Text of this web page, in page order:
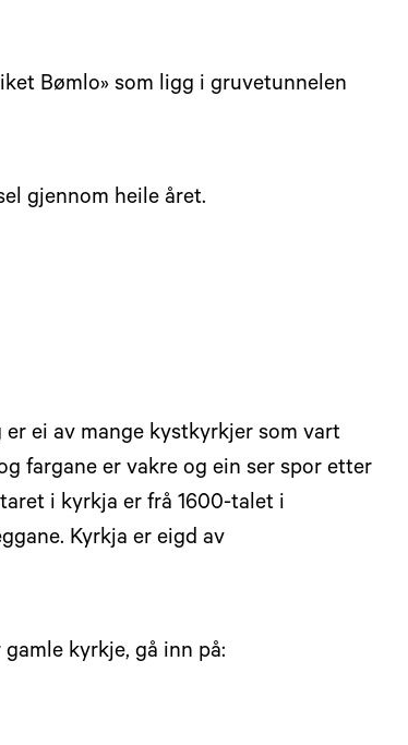
Bømlo» som ligg i gruvetunnelen
gjennom heile året.
ei av mange kystkyrkjer som vart
fargane er vakre og ein ser spor etter
i kyrkja er frå 1600-talet i
Kyrkja er eigd av
kyrkje, gå inn på: